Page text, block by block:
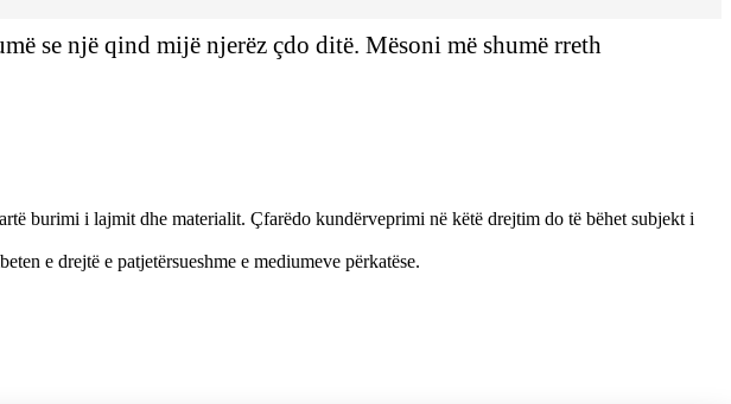
se një qind mijë njerëz çdo ditë. Mësoni më shumë rreth
burimi i lajmit dhe materialit. Çfarëdo kundërveprimi në këtë drejtim do të bëhet subjekt i
e drejtë e patjetërsueshme e mediumeve përkatëse.